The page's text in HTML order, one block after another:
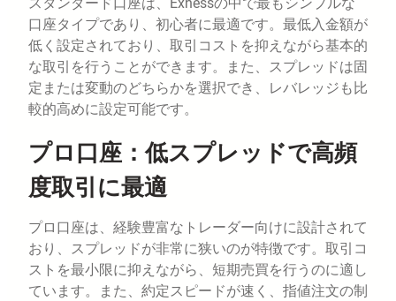
スタンダード口座は、Exnessの中で最もシンプルな
口座タイプであり、初心者に最適です。最低入金額が
低く設定されており、取引コストを抑えながら基本的
な取引を行うことができます。また、スプレッドは固
定または変動のどちらかを選択でき、レバレッジも比
較的高めに設定可能です。
プロ口座：低スプレッドで高頻
度取引に最適
プロ口座は、経験豊富なトレーダー向けに設計されて
おり、スプレッドが非常に狭いのが特徴です。取引コ
ストを最小限に抑えながら、短期売買を行うのに適し
ています。また、約定スピードが速く、指値注文の制